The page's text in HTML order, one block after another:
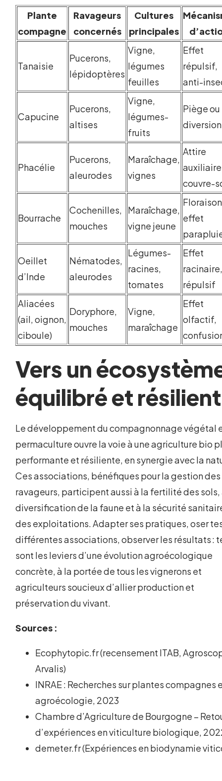
Plante
compagne
Ravageurs
concernés
Cultures
principales
Tanaisie
Pucerons,
lépidoptères
Vigne,
légumes
feuilles
Effet
répulsif,
anti-
Capucine
Pucerons,
altises
Vigne,
légumes-
fruits
Piège ou
diversion
Phacélie
Pucerons,
aleurodes
Maraîchage,
vignes
Attire
couvre-
Bourrache
Cochenilles,
mouches
Maraîchage,
vigne jeune
effet
Oeillet
d’Inde
Nématodes,
aleurodes
Légumes-
racines,
tomates
Effet
répulsif
Aliacées
(ail, oignon,
ciboule)
Doryphore,
mouches
Vigne,
maraîchage
Effet
olfactif,
Vers un
équilibré et résilient
Le développement du compagnonnage végétal
permaculture ouvre la voie à une agriculture bio
performante et résiliente, en synergie avec la
Ces associations, bénéfiques pour la gestion des
ravageurs, participent aussi à la fertilité des sols,
diversification de la faune et à la sécurité
des exploitations. Adapter ses pratiques, oser
différentes associations, observer les résultats :
sont les leviers d’une évolution agroécologique
concrète, à la portée de tous les vignerons et
agriculteurs soucieux d’allier production et
préservation du vivant.
Sources :
Ecophytopic.fr (recensement ITAB,
Arvalis)
INRAE : Recherches sur plantes compagnes
agroécologie, 2023
Chambre d’Agriculture de Bourgogne –
d’expériences en viticulture biologique,
demeter.fr (Expériences en biodynamie